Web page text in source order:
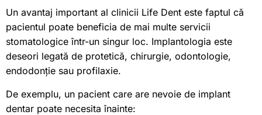
Un avantaj important al clinicii Life Dent este faptul că
pacientul poate beneficia de mai multe servicii
stomatologice într-un singur loc. Implantologia este
deseori legată de protetică, chirurgie, odontologie,
endodonție sau profilaxie.
De exemplu, un pacient care are nevoie de implant
dentar poate necesita înainte: